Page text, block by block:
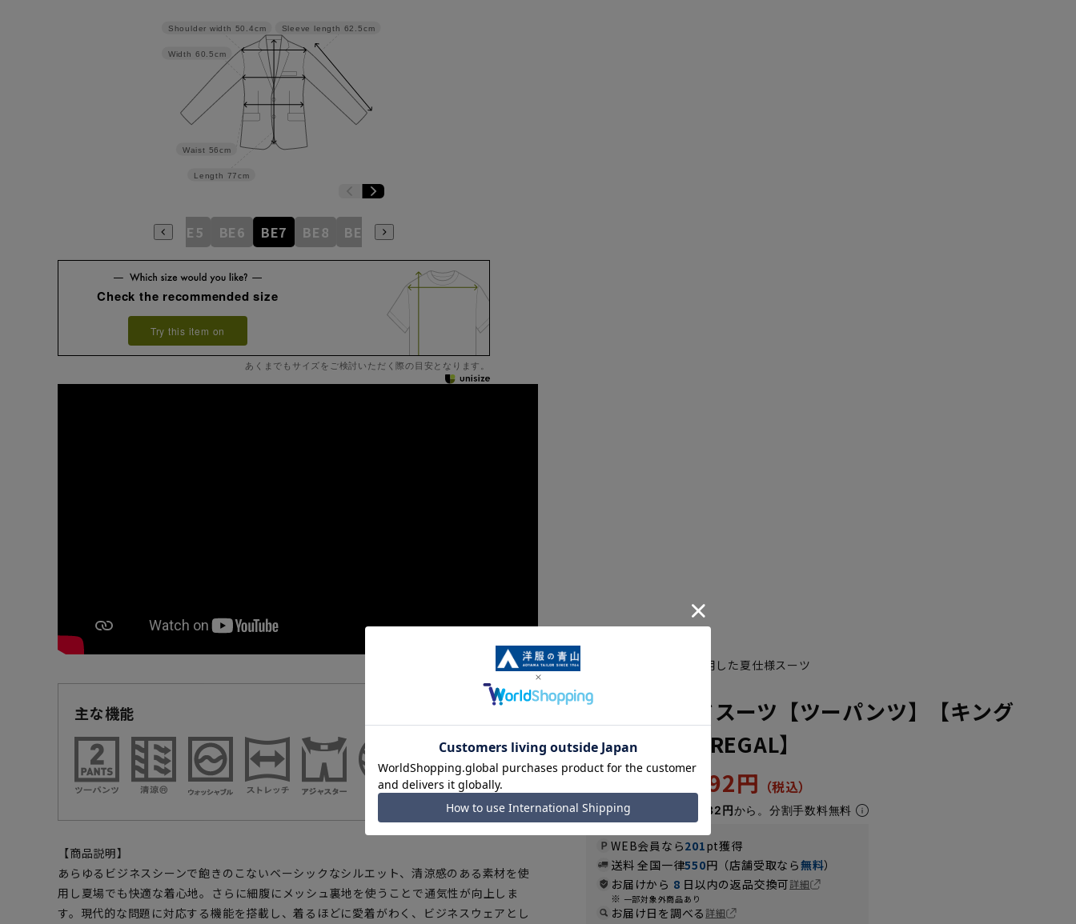
Sleeve length 62.5cm
Length 77cm
Waist 56cm
Width 60.5cm
Shoulder width 50.4cm
BE4 BE5 BE6 BE7 BE8 BE9 BE10
Check the recommended size
Try this item on
あくまでもサイズをご検討いただく際の目安となります。
主な機能
【商品説明】
あらゆるビジネスシーンで飽きのこないベーシックなシルエット、清涼感のある素材を使
用し夏場でも快適な着心地。さらに細腹にメッシュ裏地を使うことで通気性が向上しま
す。現代的な問題に対応する機能を搭載し、着るほどに愛着がわく、ビジネスウェアとし
清涼感のある素材を使用した夏仕様スーツ
スタンダードスーツ【ツーパンツ】【キング
&トール】【REGAL】
40,392円
月々6,732円から。分割手数料無料
WEB会員なら201pt獲得
送料 全国一律550円（店舗受取なら無料）
お届けから 8 日以内の返品交換可詳細
一部対象外商品あり
お届け日を調べる詳細